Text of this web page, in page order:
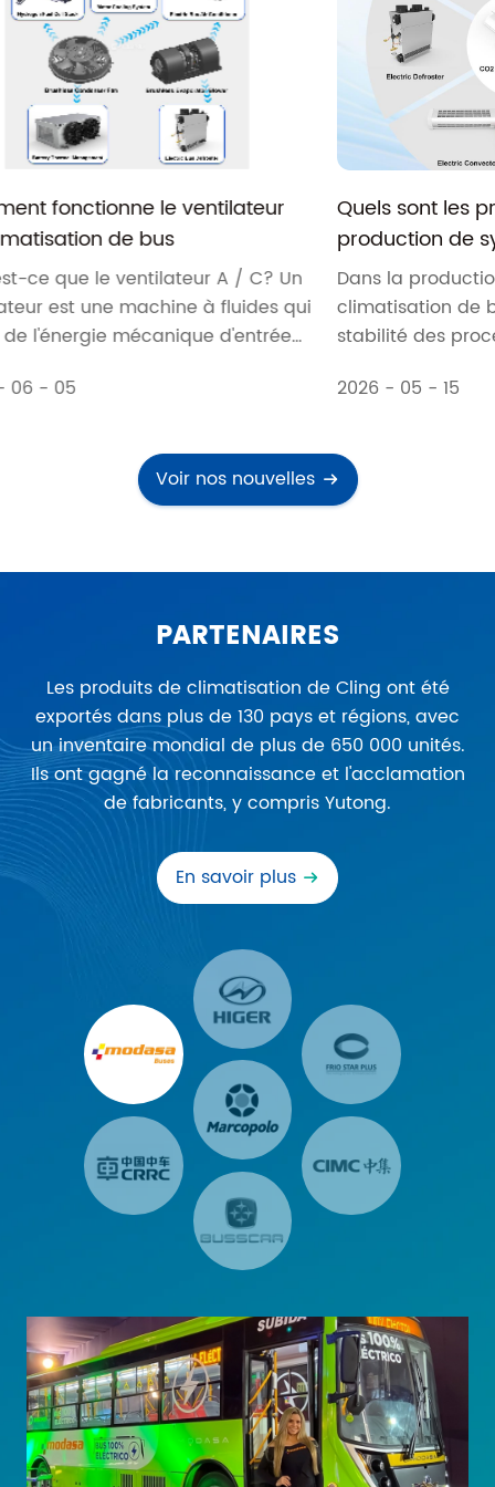
C? Un
qui
Quels sont les processus clés dans la
production de systèmes de
climatisation de bus
Dans la production de systèmes de
climatisation de bus, la précision et la
stabilité des processus clés de di. ..
Voir nos nouvelles
PARTENAIRES
Les produits de climatisation de Cling ont été
exportés dans plus de 130 pays et régions, avec
un inventaire mondial de plus de 650 000 unités.
Ils ont gagné la reconnaissance et l'acclamation
de fabricants, y compris Yutong.
En savoir plus